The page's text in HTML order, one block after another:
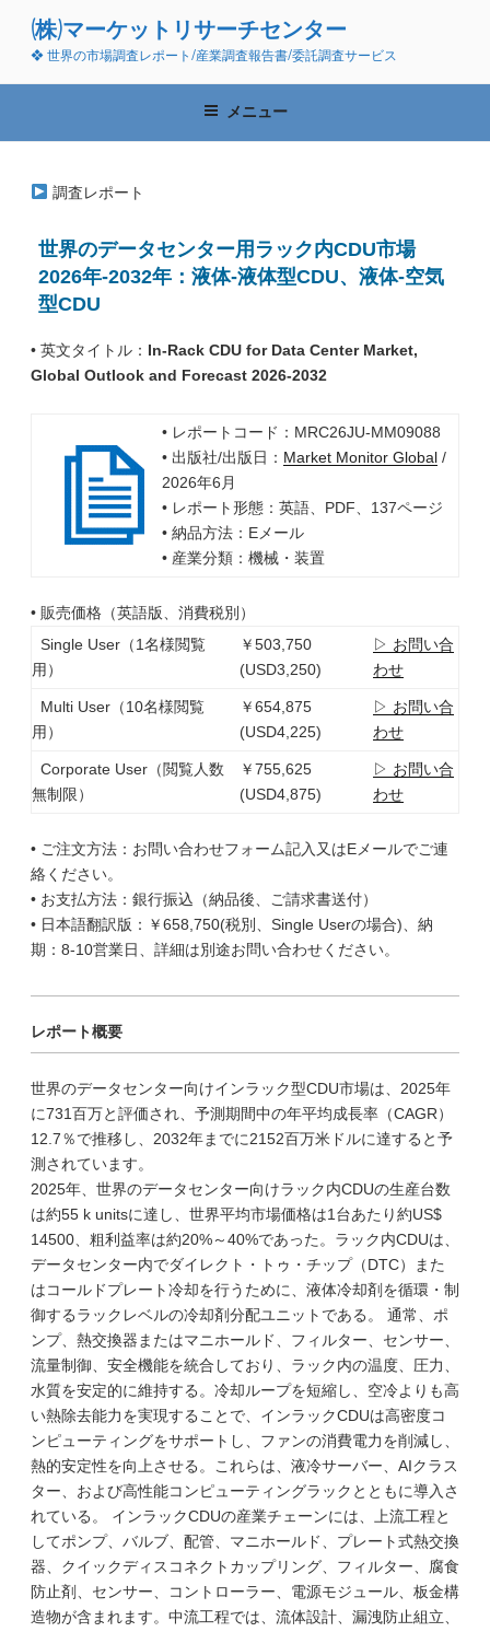
ン
(株)マーケットリサーチセンター
❖ 世界の市場調査レポート/産業調査報告書/委託調査サービス
メニュー
調査レポート
世界のデータセンター用ラック内CDU市場
2026年-2032年：液体-液体型CDU、液体-空気
型CDU
• 英文タイトル： In-Rack CDU for Data Center Market,
Global Outlook and Forecast 2026-2032
• レポートコード：MRC26JU-MM09088
• 出版社/出版日： Market Monitor Global/
2026年6月
• レポート形態：英語、PDF、137ページ
• 納品方法：Eメール
• 産業分類：機械・装置
• 販売価格（英語版、消費税別）
Single User（1名様閲覧
用）
￥503,750
(USD3,250)
▷ お問い合
わせ
Multi User（10名様閲覧
用）
￥654,875
(USD4,225)
▷ お問い合
わせ
Corporate User（閲覧人数
無制限）
￥755,625
(USD4,875)
▷ お問い合
わせ
• ご注文方法：お問い合わせフォーム記入又はEメールでご連
絡ください。
• お支払方法：銀行振込（納品後、ご請求書送付）
• 日本語翻訳版：￥658,750(税別、Single Userの場合)、納
期：8-10営業日、詳細は別途お問い合わせください。
レポート概要
世界のデータセンター向けインラック型CDU市場は、2025年
に731百万と評価され、予測期間中の年平均成長率（CAGR）
12.7％で推移し、2032年までに2152百万米ドルに達すると予
測されています。
2025年、世界のデータセンター向けラック内CDUの生産台数
は約55 k unitsに達し、世界平均市場価格は1台あたり約US$
14500、粗利益率は約20%～40%であった。ラック内CDUは、
データセンター内でダイレクト・トゥ・チップ（DTC）また
はコールドプレート冷却を行うために、液体冷却剤を循環・制
御するラックレベルの冷却剤分配ユニットである。 通常、ポ
ンプ、熱交換器またはマニホールド、フィルター、センサー、
流量制御、安全機能を統合しており、ラック内の温度、圧力、
水質を安定的に維持する。冷却ループを短縮し、空冷よりも高
い熱除去能力を実現することで、インラックCDUは高密度コ
ンピューティングをサポートし、ファンの消費電力を削減し、
熱的安定性を向上させる。これらは、液冷サーバー、AIクラス
ター、および高性能コンピューティングラックとともに導入さ
れている。 インラックCDUの産業チェーンには、上流工程と
してポンプ、バルブ、配管、マニホールド、プレート式熱交換
器、クイックディスコネクトカップリング、フィルター、腐食
防止剤、センサー、コントローラー、電源モジュール、板金構
造物が含まれます。中流工程では、流体設計、漏洩防止組立、